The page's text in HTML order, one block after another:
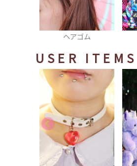
チョーカー
USER ITEMS